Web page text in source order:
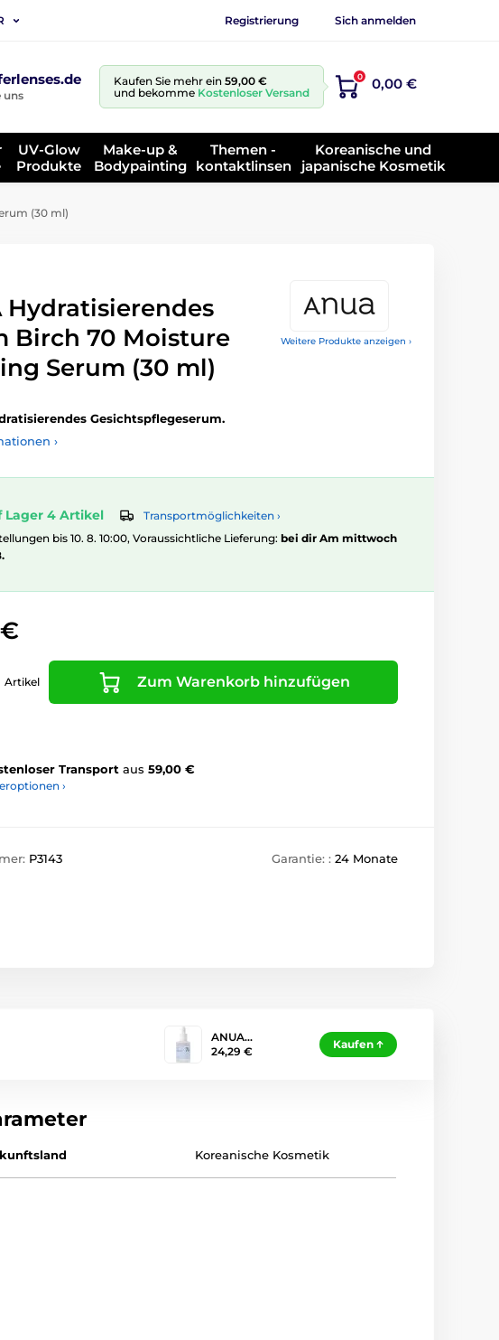
Registrierung Sich anmelden
uns
Kaufen Sie mehr ein 59,00 €
und bekomme Kostenloser Versand
0 0,00 €
UV-Glow
Produkte
Make-up &
Bodypainting
Themen -
kontaktlinsen
Koreanische und
japanische Kosmetik
(30 ml)
Weitere Produkte anzeigen ›
Hydratisierendes
Birch 70 Moisture
Serum (30 ml)
Gesichtspflegeserum.
›
Lager 4 Artikel
Transportmöglichkeiten ›
bis 10. 8. 10:00, Voraussichtliche Lieferung: bei dir Am mittwoch
Artikel Zum Warenkorb hinzufügen
Transport aus 59,00 €
›
P3143 Garantie: : 24 Monate
ANUA…
24,29 €
Kaufen
Koreanische Kosmetik